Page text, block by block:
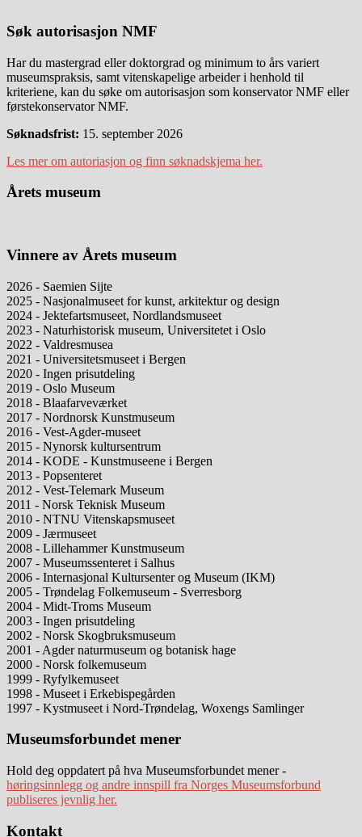
Søk autorisasjon NMF
Har du mastergrad eller doktorgrad og minimum to års variert
museumspraksis, samt vitenskapelige arbeider i henhold til
kriteriene, kan du søke om autorisasjon som konservator NMF eller
førstekonservator NMF.
Søknadsfrist: 15. september 2026
Les mer om autoriasjon og finn søknadskjema her.
Årets museum
Vinnere av Årets museum
2026 - Saemien Sijte
2025 - Nasjonalmuseet for kunst, arkitektur og design
2024 - Jektefartsmuseet, Nordlandsmuseet
2023 - Naturhistorisk museum, Universitetet i Oslo
2022 - Valdresmusea
2021 - Universitetsmuseet i Bergen
2020 - Ingen prisutdeling
2019 - Oslo Museum
2018 - Blaafarveværket
2017 - Nordnorsk Kunstmuseum
2016 - Vest-Agder-museet
2015 - Nynorsk kultursentrum
2014 - KODE - Kunstmuseene i Bergen
2013 - Popsenteret
2012 - Vest-Telemark Museum
2011 - Norsk Teknisk Museum
2010 - NTNU Vitenskapsmuseet
2009 - Jærmuseet
2008 - Lillehammer Kunstmuseum
2007 - Museumssenteret i Salhus
2006 - Internasjonal Kultursenter og Museum (IKM)
2005 - Trøndelag Folkemuseum - Sverresborg
2004 - Midt-Troms Museum
2003 - Ingen prisutdeling
2002 - Norsk Skogbruksmuseum
2001 - Agder naturmuseum og botanisk hage
2000 - Norsk folkemuseum
1999 - Ryfylkemuseet
1998 - Museet i Erkebispegården
1997 - Kystmuseet i Nord-Trøndelag, Woxengs Samlinger
Museumsforbundet mener
Hold deg oppdatert på hva Museumsforbundet mener -
høringsinnlegg og andre innspill fra Norges Museumsforbund
publiseres jevnlig her.
Footer
Kontakt